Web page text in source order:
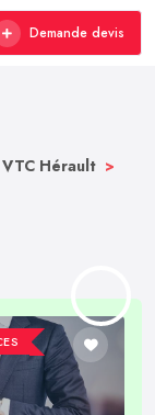
Demande devis
VTC Hérault >